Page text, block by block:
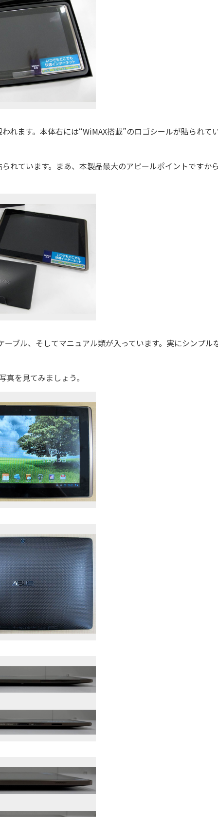
ます。本体右には“WiMAX搭載”のロゴシールが貼られて
ています。まあ、本製品最大のアピールポイントですか
ブル、そしてマニュアル類が入っています。実にシンプル
を見てみましょう。